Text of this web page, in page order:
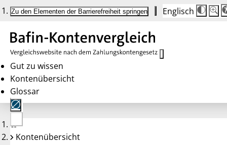
Zu den Elementen der Barrierefreiheit springen Englisch
Die
100
Gut zu wissen
Kontenübersicht
Glossar
Keine
Konten
Kontenübersicht